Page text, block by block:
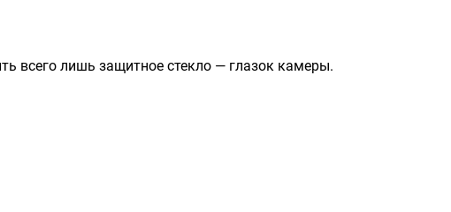
всего лишь защитное стекло — глазок камеры.